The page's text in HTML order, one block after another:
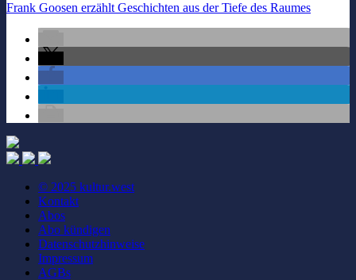
Frank Goosen erzählt Geschichten aus der Tiefe des Raumes
© 2025 kultur.west
Kontakt
Abos
Abo kündigen
Datenschutzhinweise
Impressum
AGBs